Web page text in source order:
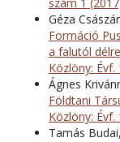
Géza
Formáció
a falutól
Közlöny:
Ágnes
Földtani
Közlöny:
Tamás